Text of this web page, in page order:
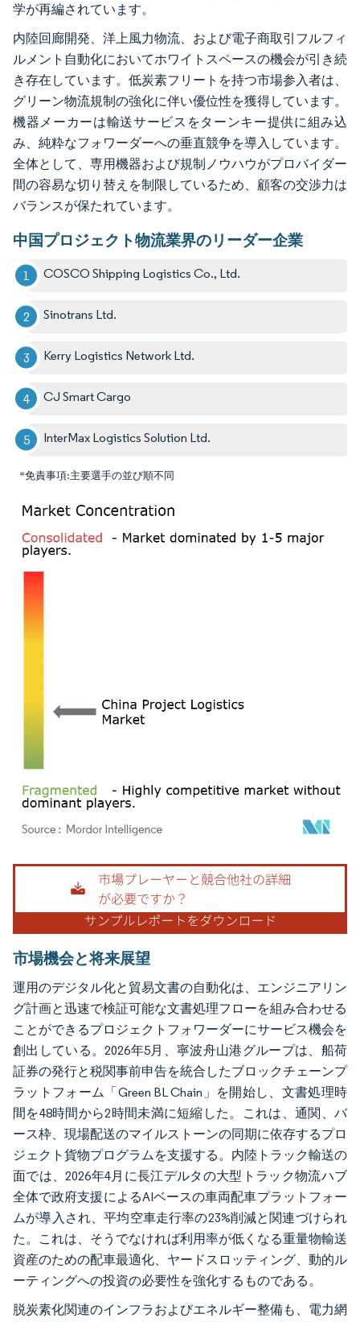
学が再編されています。
内陸回廊開発、洋上風力物流、および電子商取引フルフィ
ルメント自動化においてホワイトスペースの機会が引き続
き存在しています。低炭素フリートを持つ市場参入者は、
グリーン物流規制の強化に伴い優位性を獲得しています。
機器メーカーは輸送サービスをターンキー提供に組み込
み、純粋なフォワーダーへの垂直競争を導入しています。
全体として、専用機器および規制ノウハウがプロバイダー
間の容易な切り替えを制限しているため、顧客の交渉力は
バランスが保たれています。
中国プロジェクト物流業界のリーダー企業
COSCO Shipping Logistics Co., Ltd.
Sinotrans Ltd.
Kerry Logistics Network Ltd.
CJ Smart Cargo
InterMax Logistics Solution Ltd.
*免責事項:主要選手の並び順不同
画像 © Mordor Intelligence。再利用にはCC BY 4.0の表示が必要です。
市場機会と将来展望
運用のデジタル化と貿易文書の自動化は、エンジニアリン
グ計画と迅速で検証可能な文書処理フローを組み合わせる
ことができるプロジェクトフォワーダーにサービス機会を
創出している。2026年5月、寧波舟山港グループは、船荷
証券の発行と税関事前申告を統合したブロックチェーンプ
ラットフォーム「Green BL Chain」を開始し、文書処理時
間を48時間から2時間未満に短縮した。これは、通関、バ
ース枠、現場配送のマイルストーンの同期に依存するプロ
ジェクト貨物プログラムを支援する。内陸トラック輸送の
面では、2026年4月に長江デルタの大型トラック物流ハブ
全体で政府支援によるAIベースの車両配車プラットフォー
ムが導入され、平均空車走行率の23%削減と関連づけられ
た。これは、そうでなければ利用率が低くなる重量物輸送
資産のための配車最適化、ヤードスロッティング、動的ル
ーティングへの投資の必要性を強化するものである。
脱炭素化関連のインフラおよびエネルギー整備も、電力網